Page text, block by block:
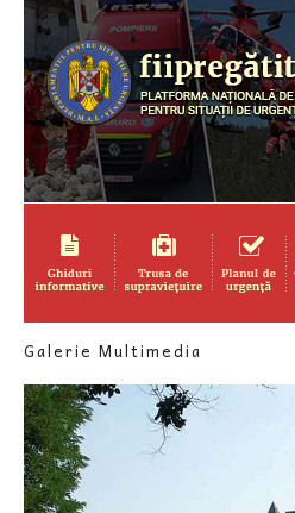
Galerie Multimedia